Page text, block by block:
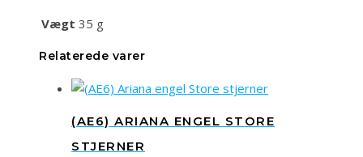
Vægt 35 g
Relaterede varer
(AE6) ARIANA ENGEL STORE
STJERNER